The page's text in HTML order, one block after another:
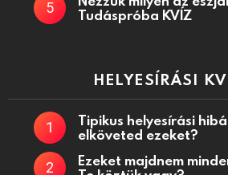
Tudáspróba KVÍZ
HELYESÍRÁSI
Tipikus helyesírási
elköveted ezeket?
Ezeket majdnem